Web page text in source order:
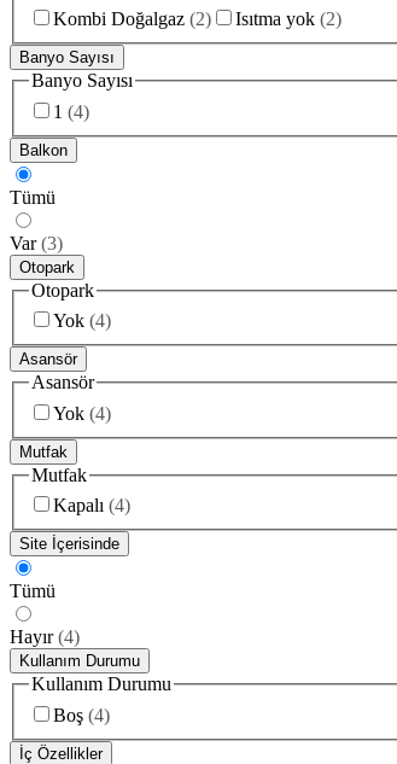
Kombi Doğalgaz (2) Isıtma yok (2)
Banyo Sayısı
Banyo Sayısı
1 (4)
Balkon
Tümü
Var (3)
Otopark
Otopark
Yok (4)
Asansör
Asansör
Yok (4)
Mutfak
Mutfak
Kapalı (4)
Site İçerisinde
Tümü
Hayır (4)
Kullanım Durumu
Kullanım Durumu
Boş (4)
İç Özellikler